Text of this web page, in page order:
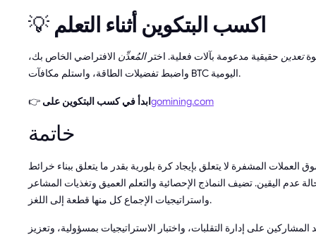
💡 اكسب البتكوين أثناء التعلم
تعدين حقيقية مدعومة بآلات فعلية. اخترالمُعدِّن الافتراضي الخاص بك،
واضبط تفضيلات الطاقة، واستلم مكافآت BTC اليومية.
👉 ابدأ في كسب البتكوين علىgomining.com
خاتمة
العملات المشفرة لا يتعلق بإيجاد كرة بلورية بقدر ما يتعلق ببناء خرائط
عدم اليقين. تضيف النماذج الإحصائية والتعلم العميق وتغذيات المشاعر
واستراتيجيات الإجماع كل منها قطعة إلى اللغز.
المشاركين على إدارة التقلبات، واختبار الاستراتيجيات بمسؤولية، وتعزيز